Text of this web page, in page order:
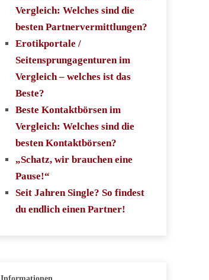
Vergleich: Welches sind die
besten Partnervermittlungen?
Erotikportale /
Seitensprungagenturen im
Vergleich – welches ist das
Beste?
Beste Kontaktbörsen im
Vergleich: Welches sind die
besten Kontaktbörsen?
„Schatz, wir brauchen eine
Pause!“
Seit Jahren Single? So findest
du endlich einen Partner!